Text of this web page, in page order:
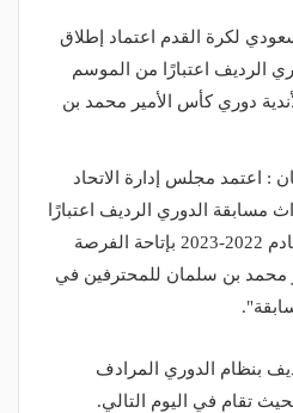
لكرة القدم اعتماد إطلاق
الرديف اعتبارًا من الموسم
2023 وذلك لأندية دوري كأس الأمير محمد بن
: اعتمد مجلس إدارة الاتحاد
مسابقة الدوري الرديف اعتبارًا
من الموسم الرياضي بعد القادم 2022-2023 بإتاحة الفرصة
محمد بن سلمان للمحترفين في
بنظام الدوري المرادف
تقام في اليوم التالي.